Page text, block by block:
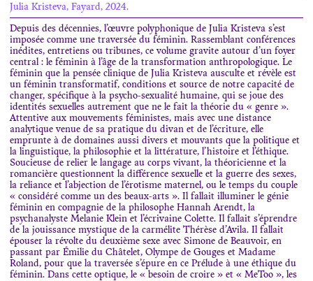
Julia Kristeva, Fayard, 2024.
Depuis des décennies, l’œuvre polyphonique de Julia Kristeva s’est
imposée comme une traversée du féminin. Rassemblant conférences
inédites, entretiens ou tribunes, ce volume gravite autour d’un foyer
central : le féminin à l’âge de la transformation anthropologique. Le
féminin que la pensée clinique de Julia Kristeva ausculte et révèle est
un féminin transformatif, conditions et source de notre capacité de
changer, spécifique à la psycho-sexualité humaine, qui se joue des
identités sexuelles autrement que ne le fait la théorie du « genre ».
Attentive aux mouvements féministes, mais avec une distance
analytique venue de sa pratique du divan et de l’écriture, elle
emprunte à de domaines aussi divers et mouvants que la politique et
la linguistique, la philosophie et la littérature, l’histoire et l’éthique.
Soucieuse de relier le langage au corps vivant, la théoricienne et la
romancière questionnent la différence sexuelle et la guerre des sexes,
la reliance et l’abjection de l’érotisme maternel, ou le temps du couple
« considéré comme un des beaux-arts ». Il fallait illuminer le génie
féminin en compagnie de la philosophe Hannah Arendt, la
psychanalyste Melanie Klein et l’écrivaine Colette. Il fallait s’éprendre
de la jouissance mystique de la carmélite Thérèse d’Avila. Il fallait
épouser la révolte du deuxième sexe avec Simone de Beauvoir, en
passant par Émilie du Châtelet, Olympe de Gouges et Madame
Roland, pour que la traversée s’épure en ce Prélude à une éthique du
féminin. Dans cette optique, le « besoin de croire » et « MeToo », les